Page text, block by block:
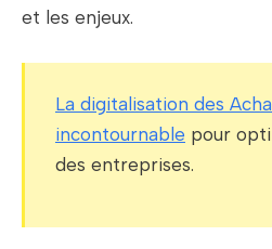
et les enjeux.
La digitalisation des
incontournable pour
des entreprises.